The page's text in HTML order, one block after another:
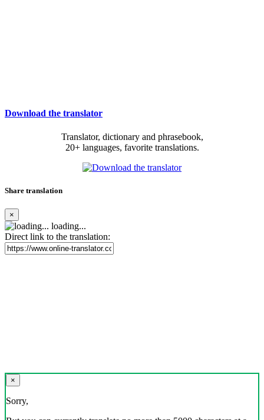
Download the translator
Translator, dictionary and phrasebook,
20+ languages, favorite translations.
Share translation
×
loading...
Direct link to the translation:
×
Sorry,